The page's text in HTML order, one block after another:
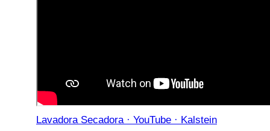
Lavadora Secadora · YouTube · Kalstein